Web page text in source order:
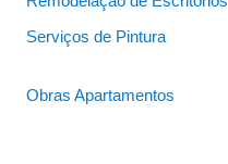
Serviços de Pintura
Obras Apartamentos